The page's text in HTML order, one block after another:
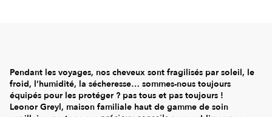
Pendant les voyages, nos cheveux sont fragilisés par soleil, le
froid, l’humidité, la sécheresse… sommes-nous toujours
équipés pour les protéger ? pas tous et pas toujours !
Leonor Greyl, maison familiale haut de gamme de soin